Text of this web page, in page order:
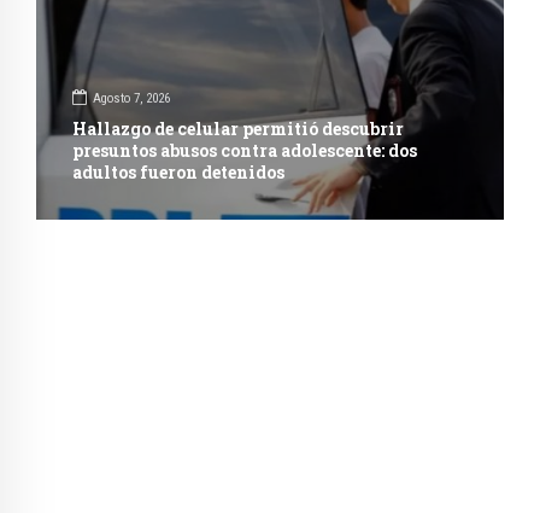
Agosto 7, 2026
Hallazgo de celular permitió descubrir
presuntos abusos contra adolescente: dos
adultos fueron detenidos